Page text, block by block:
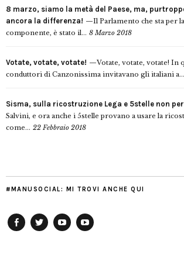
8 marzo, siamo la metà del Paese, ma,
ancora la differenza!
Il Parlamento che sta per
componente, è stato il... 8 Marzo 2018
Votate, votate, votate!
Votate, votate, votate! In
conduttori di Canzonissima invitavano gli italiani a...
Sisma, sulla ricostruzione Lega e 5stelle non
Salvini, e ora anche i 5stelle provano a usare la
come... 22 Febbraio 2018
#MANUSOCIAL: MI TROVI ANCHE QUI